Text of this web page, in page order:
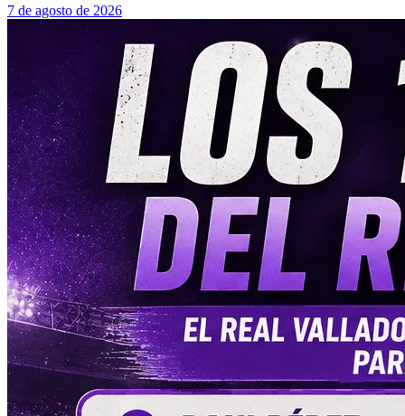
7 de agosto de 2026